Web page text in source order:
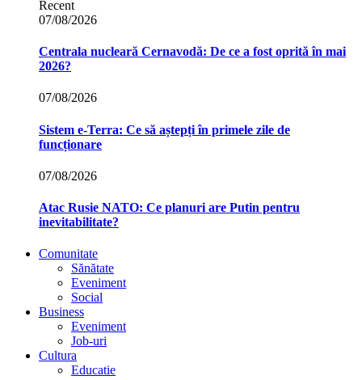
Recent
07/08/2026
Centrala nucleară Cernavodă: De ce a fost oprită în mai
2026?
07/08/2026
Sistem e-Terra: Ce să aștepți în primele zile de
funcționare
07/08/2026
Atac Rusie NATO: Ce planuri are Putin pentru
inevitabilitate?
Comunitate
Sănătate
Eveniment
Social
Business
Eveniment
Job-uri
Cultura
Educatie